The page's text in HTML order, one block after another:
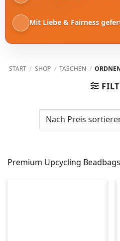
Mit Liebe & Fairness
START / SHOP / TASCHEN /
Premium Upcycling